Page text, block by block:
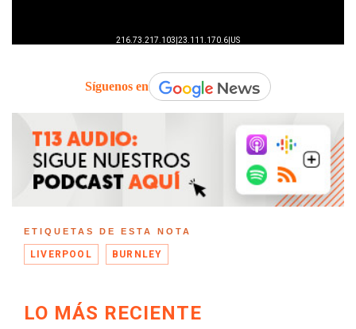
Síguenos en
ETIQUETAS DE ESTA NOTA
LIVERPOOL BURNLEY
LO MÁS RECIENTE